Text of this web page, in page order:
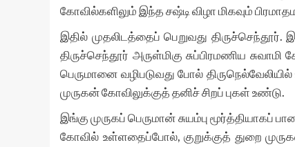
கோவில்களிலும் இந்த சஷ்டி விழா மிகவும்
இதில் முதலிடத்தைப் பெறுவது
திருச்செந்தூர் அருள்மிகு சுப்பிரமணிய
பெருமானை வழிபடுவது போல்
முருகன் கோவிலுக்குத் தனிச் சிறப் புகள் உண்டு.
இங்கு முருகப் பெருமான் சுயம்பு மூர்த்தியாகப்
கோவில் உள்ளதைப்போல், குறுக்குத் துறை